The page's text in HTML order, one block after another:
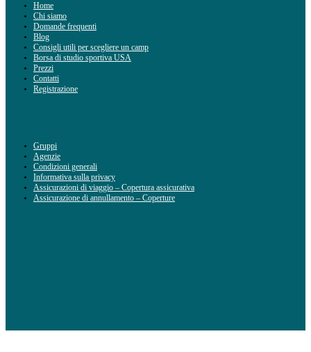
Home
Chi siamo
Domande frequenti
Blog
Consigli utili per scegliere un camp
Borsa di studio sportiva USA
Prezzi
Contatti
Registrazione
Gruppi
Agenzie
Condizioni generali
Informativa sulla privacy
Assicurazioni di viaggio – Copertura assicurativa
Assicurazione di annullamento – Coperture